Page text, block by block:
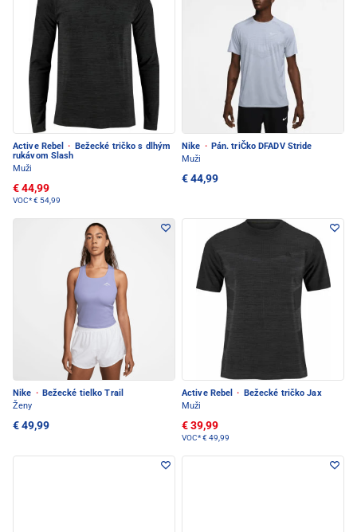
Active Rebel · Bežecké tričko s dlhým
rukávom Slash
Muži
€ 44,99
VOC*€ 54,99
Nike · Pán. triČko DFADV Stride
Muži
€ 44,99
Nike · Bežecké tielko Trail
Ženy
€ 49,99
Active Rebel · Bežecké tričko Jax
Muži
€ 39,99
VOC*€ 49,99